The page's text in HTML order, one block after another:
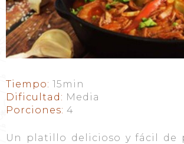
Tiempo: 15min
Dificultad: Media
Porciones: 4
Un platillo delicioso y fácil de